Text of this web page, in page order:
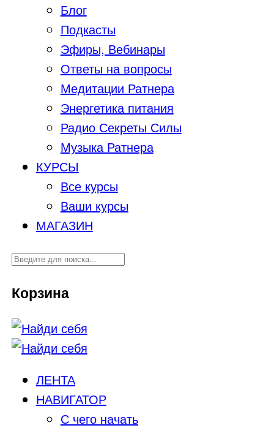
Блог
Подкасты
Эфиры, Вебинары
Ответы на вопросы
Медитации Ратнера
Энергетика питания
Радио Секреты Силы
Музыка Ратнера
КУРСЫ
Все курсы
Ваши курсы
МАГАЗИН
Корзина
ЛЕНТА
НАВИГАТОР
С чего начать